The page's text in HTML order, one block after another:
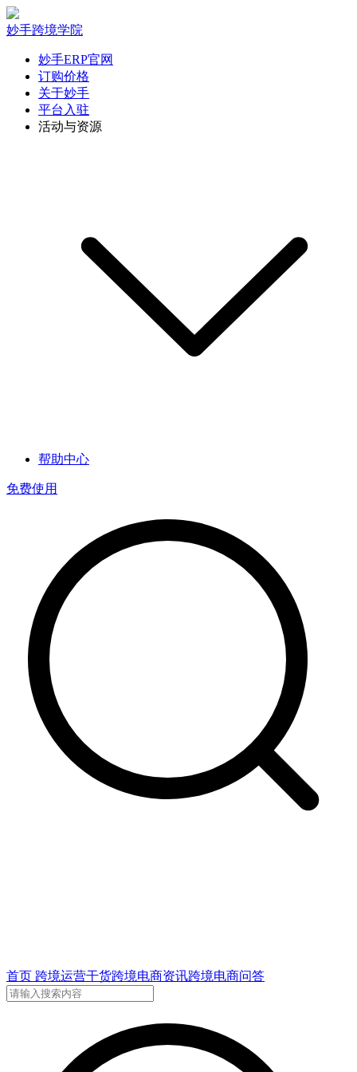
妙手跨境学院
妙手ERP官网
订购价格
关于妙手
平台入驻
活动与资源
帮助中心
免费使用
首页 跨境运营干货跨境电商资讯跨境电商问答